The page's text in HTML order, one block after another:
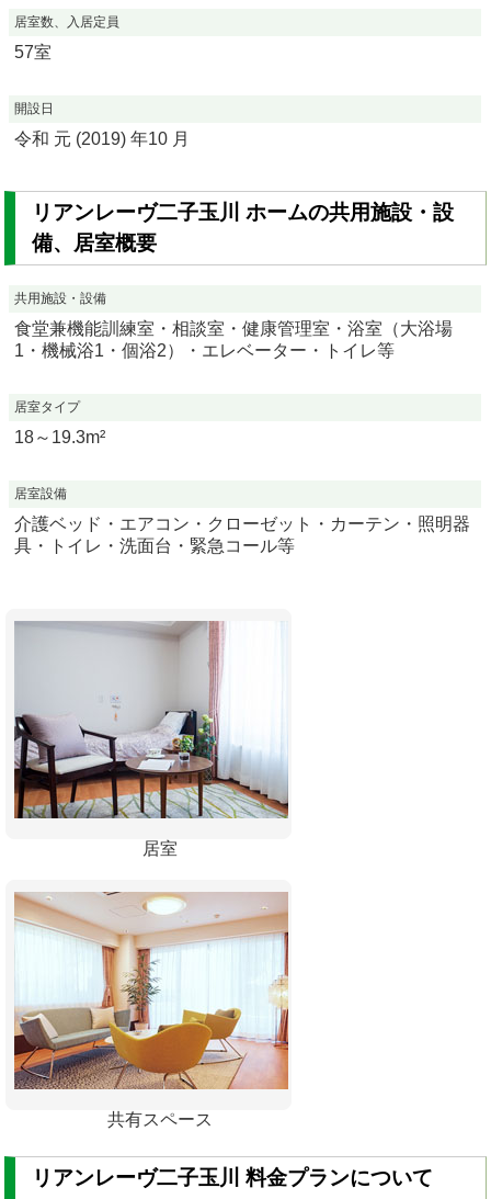
居室数、入居定員
57室
開設日
令和 元 (2019) 年10 月
リアンレーヴ二子玉川 ホームの共用施設・設
備、居室概要
共用施設・設備
食堂兼機能訓練室・相談室・健康管理室・浴室（大浴場
1・機械浴1・個浴2）・エレベーター・トイレ等
居室タイプ
18～19.3m²
居室設備
介護ベッド・エアコン・クローゼット・カーテン・照明器
具・トイレ・洗面台・緊急コール等
居室
共有スペース
リアンレーヴ二子玉川 料金プランについて